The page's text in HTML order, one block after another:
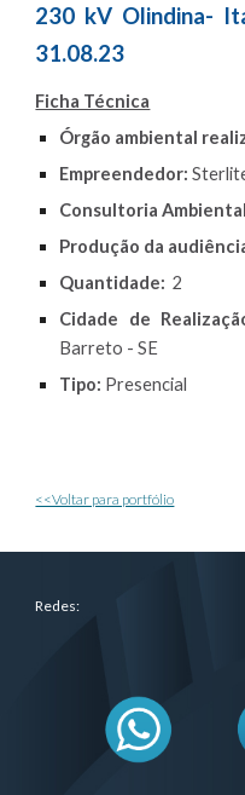
230 kV Olindina-
31.08.23
Ficha Técnica
Órgão ambiental
Empreendedor:
Consultoria
Produção da
Quantidade:2
Cidade de
Barreto - SE
Tipo: Presencial
<<Voltar para portfólio
Redes: